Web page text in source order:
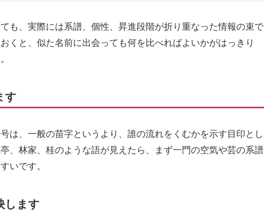
も、実際には系譜、個性、昇進段階が折り重なった情報の束で
くと、似た名前に出会っても何を比べればよいかがはっきり
す
は、一般の苗字というより、誰の流れをくむかを示す目印とし
、林家、桂のような語が見えたら、まず一門の空気や芸の系譜
いです。
します